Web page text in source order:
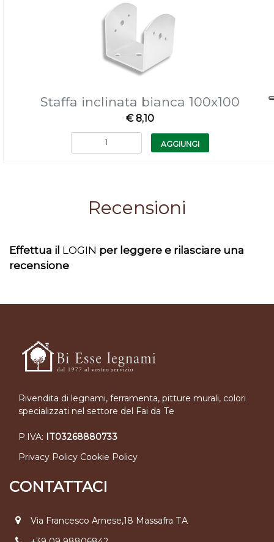
Staffa inclinata bianca 100x100
€ 8,10
Quantità
AGGIUNGI
Recensioni
Effettua il LOGIN per leggere e rilasciare una
recensione
Rivendita di legnami, ferramenta, pitture murali, colori
specializzati nel settore del Fai da Te
P.IVA: IT03268880733
Privacy Policy Cookie Policy
CONTATTACI
Via Francesco Arnese,18 Massafra TA